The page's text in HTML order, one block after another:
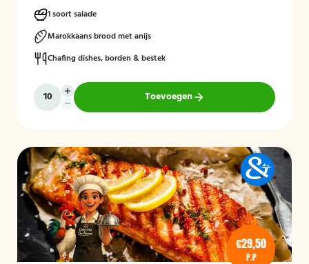
1 soort salade
Marokkaans brood met anijs
Chafing dishes, borden & bestek
Toevoegen
€29,50
P.P